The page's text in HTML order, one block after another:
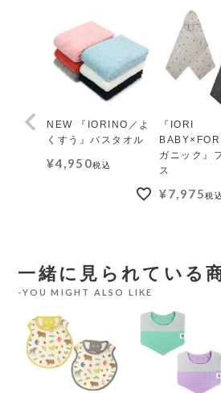
NEW 『IORINO／よ
くすう』バスタオル
¥4,950税込
『IORI
ガニック』
ス
¥7,975税込
一緒に見られている
YOU MIGHT ALSO LIKE